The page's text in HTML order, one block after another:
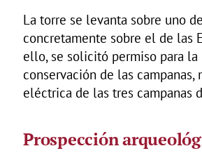
La torre se levanta sobre uno
concretamente sobre el de las
ello, se solicitó permiso para
conservación de las
eléctrica de las tres campanas
Prospección